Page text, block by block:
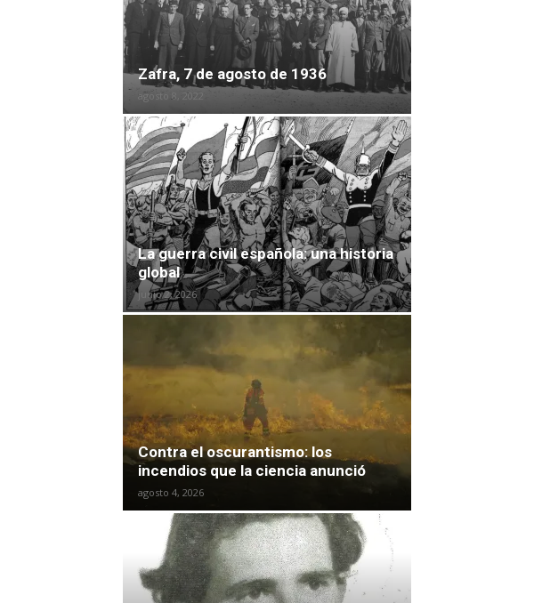
Zafra, 7 de agosto de 1936
agosto 8, 2022
La guerra civil española: una historia
global
junio 2, 2026
Contra el oscurantismo: los
incendios que la ciencia anunció
agosto 4, 2026